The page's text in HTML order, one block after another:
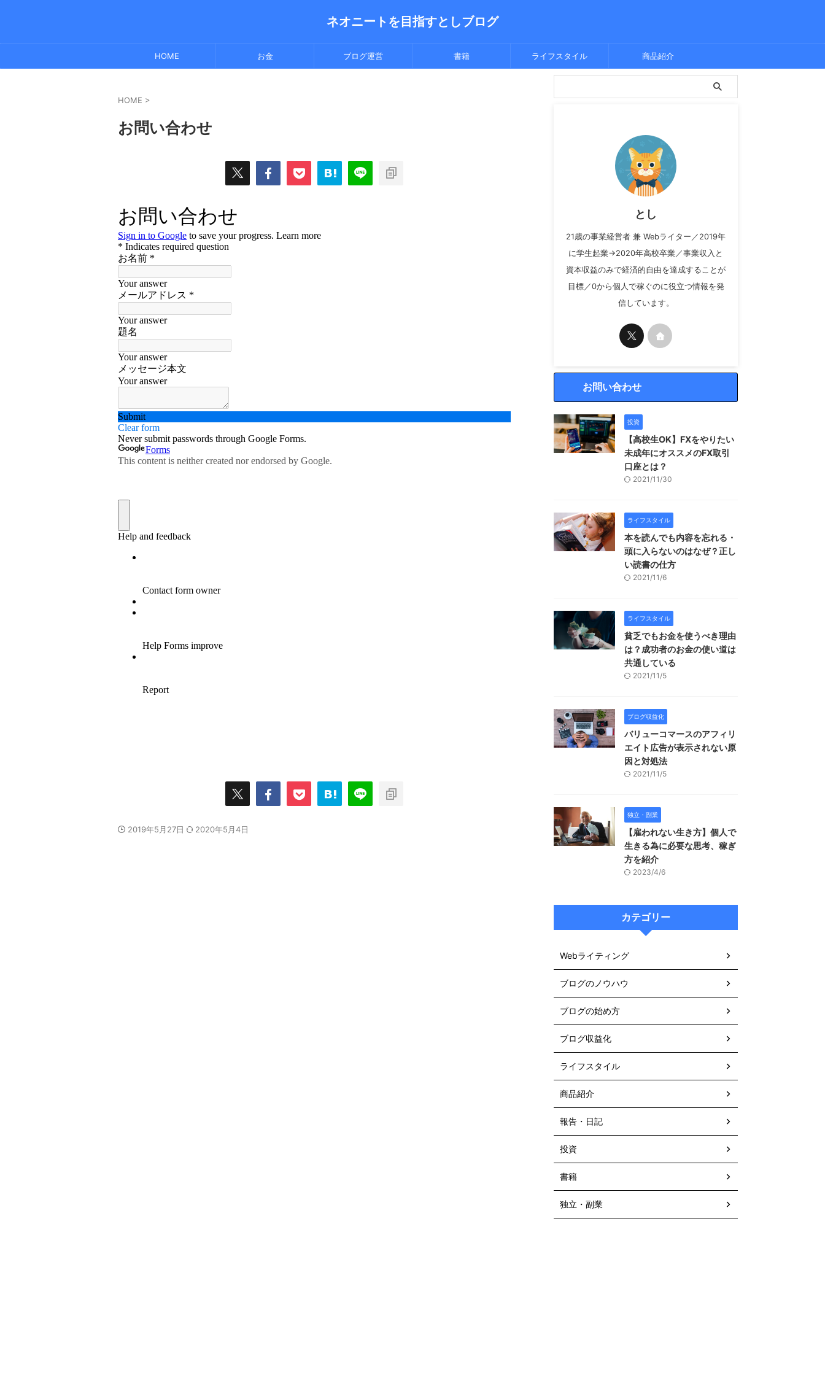
ネオニートを目指すとしブログ
HOME お金 ブログ運営 書籍 ライフスタイル 商品紹介
HOME >
お問い合わせ
2019年5月27日 2020年5月4日
とし
21歳の事業経営者 兼 Webライター／2019年
に学生起業→2020年高校卒業／事業収入と
資本収益のみで経済的自由を達成することが
目標／0から個人で稼ぐのに役立つ情報を発
信しています。
お問い合わせ
投資
【高校生OK】FXをやりたい
未成年にオススメのFX取引
口座とは？
2021/11/30
ライフスタイル
本を読んでも内容を忘れる・
頭に入らないのはなぜ？正し
い読書の仕方
2021/11/6
ライフスタイル
貧乏でもお金を使うべき理由
は？成功者のお金の使い道は
共通している
2021/11/5
ブログ収益化
バリューコマースのアフィリ
エイト広告が表示されない原
因と対処法
2021/11/5
独立・副業
【雇われない生き方】個人で
生きる為に必要な思考、稼ぎ
方を紹介
2023/4/6
カテゴリー
Webライティング
ブログのノウハウ
ブログの始め方
ブログ収益化
ライフスタイル
商品紹介
報告・日記
投資
書籍
独立・副業